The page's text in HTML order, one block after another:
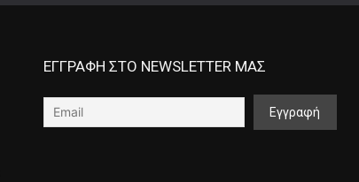
ΕΓΓΡΑΦΗ ΣΤΟ NEWSLETTER ΜΑΣ